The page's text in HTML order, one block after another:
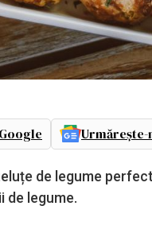
Urmărește-
de legume
legume.